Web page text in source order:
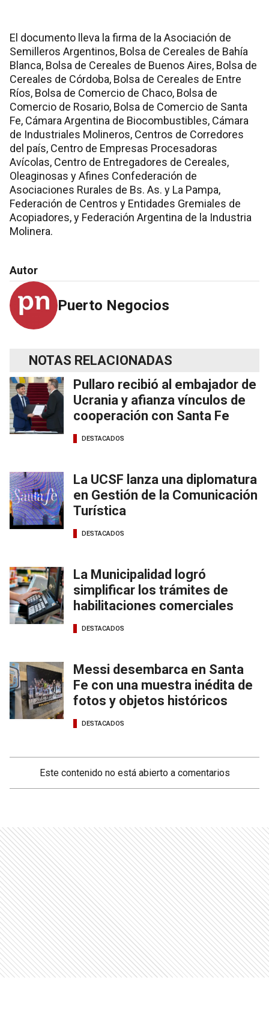
El documento lleva la firma de la Asociación de
Semilleros Argentinos, Bolsa de Cereales de Bahía
Blanca, Bolsa de Cereales de Buenos Aires, Bolsa de
Cereales de Córdoba, Bolsa de Cereales de Entre
Ríos, Bolsa de Comercio de Chaco, Bolsa de
Comercio de Rosario, Bolsa de Comercio de Santa
Fe, Cámara Argentina de Biocombustibles, Cámara
de Industriales Molineros, Centros de Corredores
del país, Centro de Empresas Procesadoras
Avícolas, Centro de Entregadores de Cereales,
Oleaginosas y Afines Confederación de
Asociaciones Rurales de Bs. As. y La Pampa,
Federación de Centros y Entidades Gremiales de
Acopiadores, y Federación Argentina de la Industria
Molinera.
Autor
Puerto Negocios
NOTAS RELACIONADAS
Pullaro recibió al embajador de
Ucrania y afianza vínculos de
cooperación con Santa Fe
DESTACADOS
La UCSF lanza una diplomatura
en Gestión de la Comunicación
Turística
DESTACADOS
La Municipalidad logró
simplificar los trámites de
habilitaciones comerciales
DESTACADOS
Messi desembarca en Santa
Fe con una muestra inédita de
fotos y objetos históricos
DESTACADOS
Este contenido no está abierto a comentarios